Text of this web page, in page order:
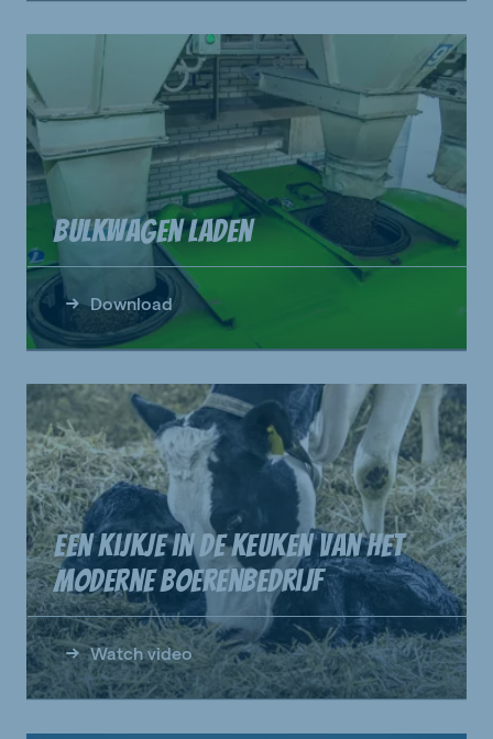
Bulkwagen laden
Download
Een kijkje in de keuken van het
moderne boerenbedrijf
Watch video